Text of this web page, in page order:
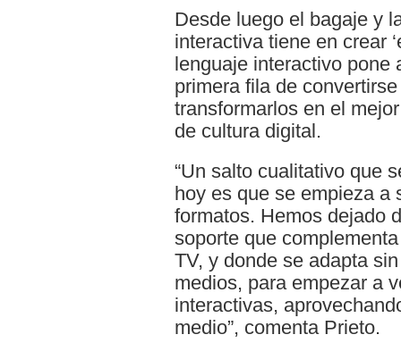
Desde luego el bagaje y
interactiva tiene en crear
lenguaje interactivo
primera fila de
transformarlos en el
de cultura digital.
“Un salto cualitativo que
hoy es que se empieza a
formatos. Hemos dejado
soporte que
TV, y donde se adapta
medios, para empezar a
interactivas,
medio”, comenta Prieto.